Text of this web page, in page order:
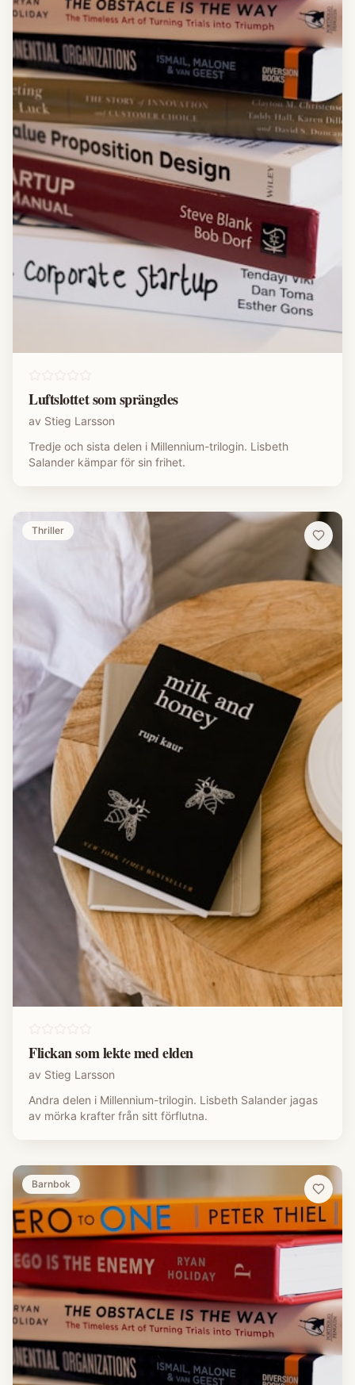
Luftslottet som sprängdes
av Stieg Larsson
Tredje och sista delen i Millennium-trilogin. Lisbeth
Salander kämpar för sin frihet.
Thriller
Flickan som lekte med elden
av Stieg Larsson
Andra delen i Millennium-trilogin. Lisbeth Salander jagas
av mörka krafter från sitt förflutna.
Barnbok